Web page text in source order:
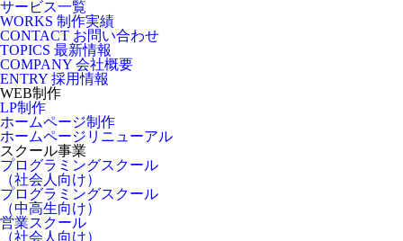
サービス一覧
WORKS 制作実績
CONTACT お問い合わせ
TOPICS 最新情報
COMPANY 会社概要
ENTRY 採用情報
WEB制作
LP制作
ホームページ制作
ホームページリニューアル
スクール事業
プログラミングスクール
（社会人向け）
プログラミングスクール
（中高生向け）
営業スクール
（社会人向け）